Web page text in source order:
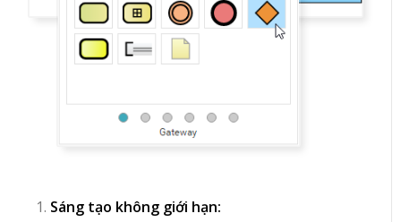
Sáng tạo không giới hạn: